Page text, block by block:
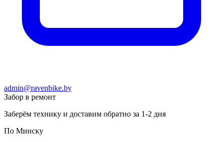
admin@ravenbike.by
Забор в ремонт
Заберём технику и доставим обратно за 1-2 дня
По Минску